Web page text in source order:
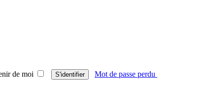
de moi S'identifier Mot de passe perdu